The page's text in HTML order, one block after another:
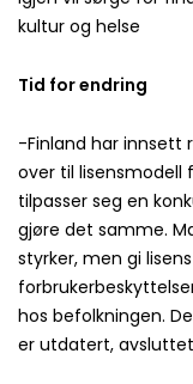
kultur og helse
Tid for endring
-Finland har innsett
over til lisensmodell
tilpasser seg en
gjøre det samme.
styrker, men gi
hos befolkningen.
er utdatert,